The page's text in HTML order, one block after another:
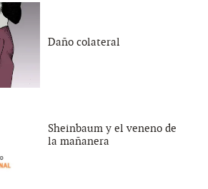
Daño colateral
Sheinbaum y el veneno de
la mañanera